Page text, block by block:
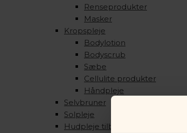
Renseprodukter
Masker
Kropspleje
Bodylotion
Bodyscrub
Sæbe
Cellulite produkter
Håndpleje
Selvbruner
Solpleje
Hudpleje tilbehør